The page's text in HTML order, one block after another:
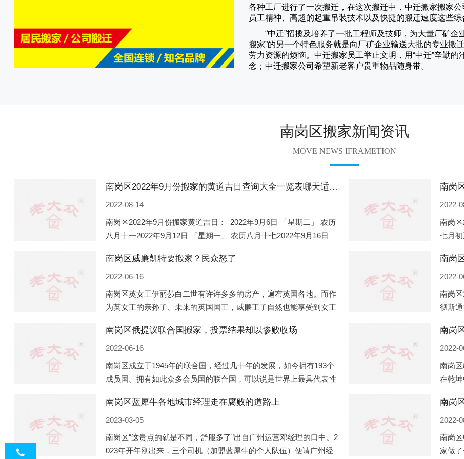
各种工厂进行了一次搬迁，在这次搬迁中，中迁搬家搬家公
员工精神、高超的起重吊装技术以及快捷的搬迁速度这些综
“中迁”招揽及培养了一批工程师及技师，为大量厂矿企
搬家”的另一个特色服务就是向厂矿企业输送大批的专业搬
劳力资源的烦恼。中迁搬家员工举止文明，用“中迁”辛勤
念；中迁搬家公司希望新老客户贵重物品随身带。
南岗区搬家新闻资讯
MOVE NEWS IFRAMETION
南岗区2022年9月份搬家的黄道吉日查询大全一览表哪天适合搬家好日子
2022-08-14
南岗区2022年9月份搬家黄道吉日： 2022年9月6日 「星期二」 农历
八月十一2022年9月12日 「星期一」 农历八月十七2022年9月16日
2022-
南岗
七月
南岗区威廉凯特要搬家？民众怒了
2022-06-16
南岗区英女王伊丽莎白二世有许许多多的房产，遍布英国各地。而作
为英女王的亲孙子、未来的英国国王，威廉王子自然也能享受到女王
是位于伦敦的肯辛顿宫，一处
2022-
南岗
彻斯
正式
南岗区俄提议联合国搬家，投票结果却以惨败收场
2022-06-16
南岗区成立于1945年的联合国，经过几十年的发展，如今拥有193个
成员国。拥有如此众多会员国的联合国，可以说是世界上最具代表性
以美国为首的西方国家
南岗
2022-
南岗
在乾
同住
南岗区蓝犀牛各地城市经理走在腐败的道路上
2023-03-05
南岗区“这贵点的就是不同，舒服多了”出自广州运营邓经理的口中。2
023年开年刚出来，三个司机（加盟蓝犀牛的个人队伍）便请广州经
南岗
2022-
南岗
家做